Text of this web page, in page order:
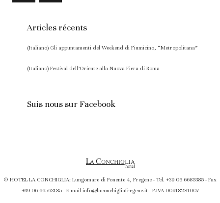
Articles récents
(Italiano) Gli appuntamenti del Weekend di Fiumicino, “Metropolitana”
(Italiano) Festival dell’Oriente alla Nuova Fiera di Roma
Suis nous sur Facebook
© HOTEL LA CONCHIGLIA: Lungomare di Ponente 4, Fregene - Tel. +39 06 6685385 - Fax
+39 06 66563185 - E-mail info@laconchigliafregene.it - P.IVA 00918281007